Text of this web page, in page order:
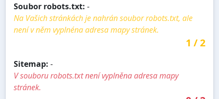
Soubor robots.txt: -
Na Vašich stránkách je nahrán soubor robots.txt, ale
není v něm vyplnéna adresa mapy stránek.
1 /2
Sitemap: -
V souboru robots.txt není vyplněna adresa mapy
stránek.